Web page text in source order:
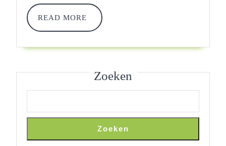
READ MORE
READ
MORE
Zoeken
Zoeken